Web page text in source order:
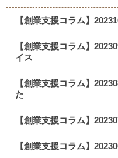
【創業支援コラム】
【創業支援コラム】
イス
【創業支援コラム】
た
【創業支援コラム】
【創業支援コラム】